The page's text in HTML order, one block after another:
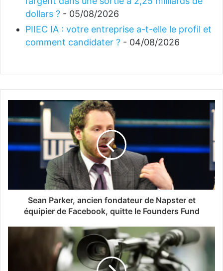
dollars ? - 05/08/2026
PIIEC IA : votre entreprise a-t-elle le profil et
comment candidater ? - 04/08/2026
Sean Parker, ancien fondateur de Napster et
équipier de Facebook, quitte le Founders Fund